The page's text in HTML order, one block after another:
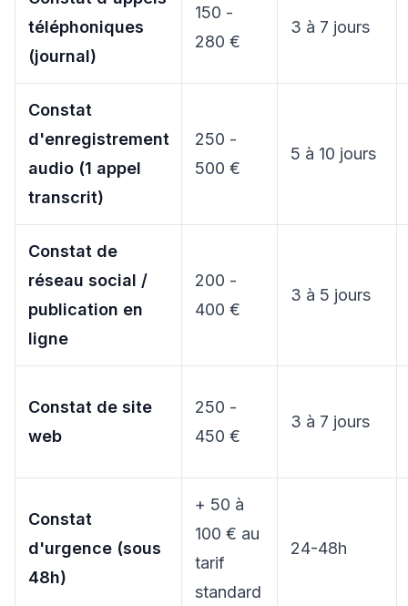
téléphoniques
(journal)
150 -
280 €
3 à 7 jours
Constat
d'enregistrement
audio (1 appel
transcrit)
250 -
500 €
5 à 10 jours
Constat de
réseau social /
publication en
ligne
200 -
400 €
3 à 5 jours
Constat de site
web
250 -
450 €
3 à 7 jours
Constat
d'urgence (sous
48h)
+ 50 à
100 € au
tarif
standard
24-48h